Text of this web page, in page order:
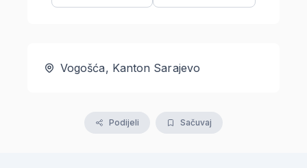
Vogošća, Kanton Sarajevo
Podijeli Sačuvaj